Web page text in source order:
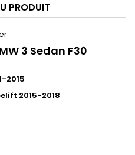
PRODUIT
3 Sedan F30
2015
2015-2018